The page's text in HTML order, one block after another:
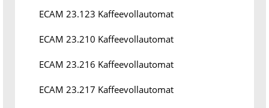
ECAM 23.123 Kaffeevollautomat
ECAM 23.210 Kaffeevollautomat
ECAM 23.216 Kaffeevollautomat
ECAM 23.217 Kaffeevollautomat